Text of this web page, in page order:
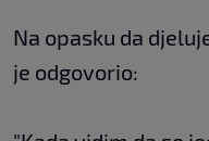
Na opasku da
je odgovorio: